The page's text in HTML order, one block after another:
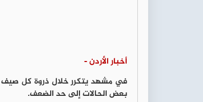
أخبار الأردن -
في مشهد يتكرر خلال ذروة كل صيف
بعض الحالات إلى حد الضعف.